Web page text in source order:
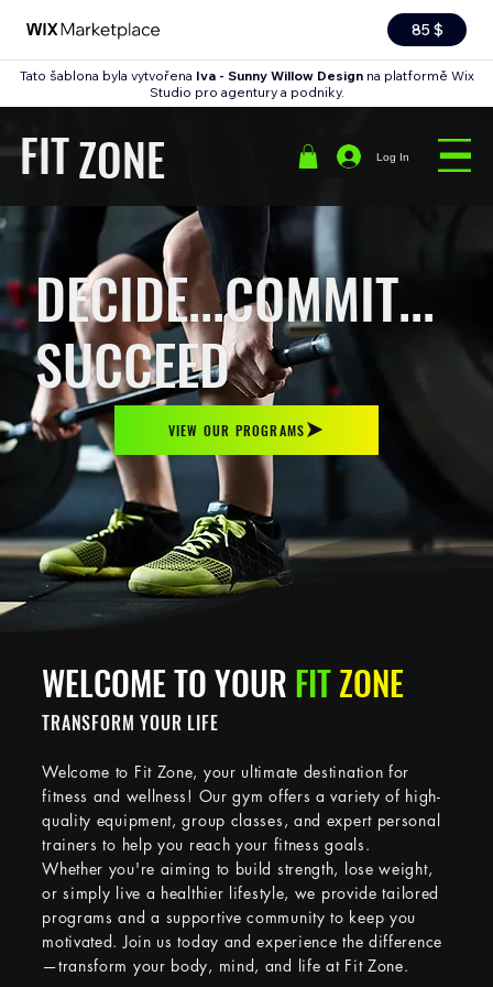
85 $
Tato šablona byla vytvořena Iva - Sunny Willow Designna platformě Wix
Studio pro agentury a podniky.